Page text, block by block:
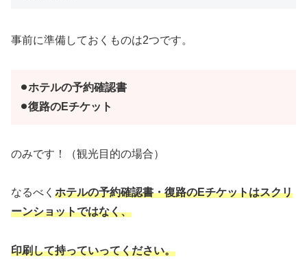
事前に準備しておくものは2つです。
⚫︎ホテルの予約確認書
⚫︎復路のEチケット
のみです！（観光目的の場合）
なるべく ホテルの予約確認書・復路のEチケットはスクリ
ーンショットではなく、
印刷して持っていってください。